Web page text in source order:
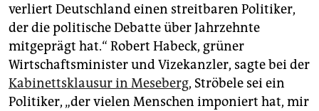
verliert Deutschland einen streitbaren Politiker,
der die politische Debatte über Jahrzehnte
mitgeprägt hat.“ Robert Habeck, grüner
Wirtschaftsminister und Vizekanzler, sagte bei der
Kabinettsklausur in Meseberg, Ströbele sei ein
Politiker, „der vielen Menschen imponiert hat, mir